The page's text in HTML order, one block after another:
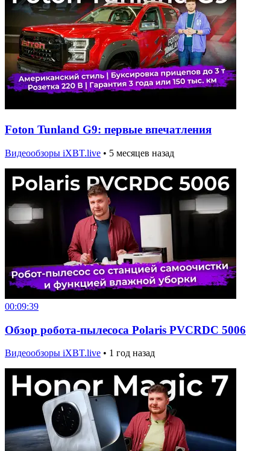
Foton Tunland G9: первые впечатления
Видеообзоры iXBT.live • 5 месяцев назад
00:09:39
Обзор робота-пылесоса Polaris PVCRDC 5006
Видеообзоры iXBT.live • 1 год назад